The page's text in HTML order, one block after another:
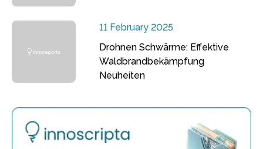
11 February 2025
Drohnen Schwärme: Effektive
Waldbrandbekämpfung
Neuheiten